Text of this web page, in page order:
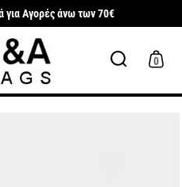
Αγορές άνω των 70€
0